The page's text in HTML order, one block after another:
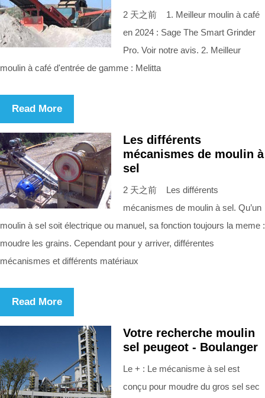
2 天之前 1. Meilleur moulin à café
en 2024 : Sage The Smart Grinder
Pro. Voir notre avis. 2. Meilleur
moulin à café d'entrée de gamme : Melitta
Read More
Les différents
mécanismes de moulin à
sel
2 天之前 Les différents
mécanismes de moulin à sel. Qu’un
moulin à sel soit électrique ou manuel, sa fonction toujours la meme :
moudre les grains. Cependant pour y arriver, différentes
mécanismes et différents matériaux
Read More
Votre recherche moulin
sel peugeot - Boulanger
Le + : Le mécanisme à sel est
conçu pour moudre du gros sel sec